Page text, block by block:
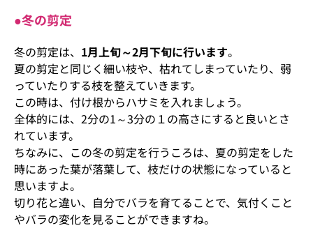
●冬の剪定
冬の剪定は、 1月上旬～2月下旬に行います。
夏の剪定と同じく細い枝や、枯れてしまっていたり、弱
っていたりする枝を整えていきます。
この時は、付け根からハサミを入れましょう。
全体的には、2分の1～3分の１の高さにすると良いとさ
れています。
ちなみに、この冬の剪定を行うころは、夏の剪定をした
時にあった葉が落葉して、枝だけの状態になっていると
思いますよ。
切り花と違い、自分でバラを育てることで、気付くこと
やバラの変化を見ることができますね。